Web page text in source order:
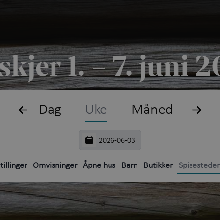
Hva
1. – 7. juni
Dag Uke Måned
Omvisninger Åpne hus Barn Butikker Spisesteder